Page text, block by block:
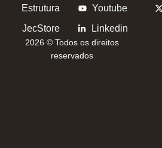
Estrutura
JecStore
Youtube
Linkedin
2026 © Todos os direitos
reservados